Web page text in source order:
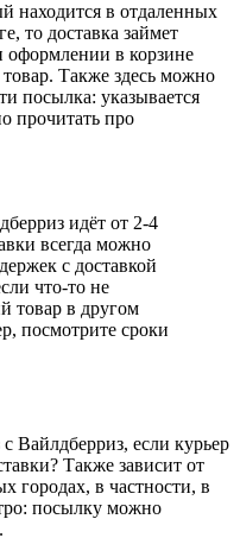
находится в отдаленных
то доставка займет
в корзине
товар. Также здесь можно
посылка: указывается
прочитать про
идёт от 2-4
всегда можно
с доставкой
что-то не
товар в другом
посмотрите сроки
Вайлдберриз, если курьер
Также зависит от
городах, в частности, в
посылку можно